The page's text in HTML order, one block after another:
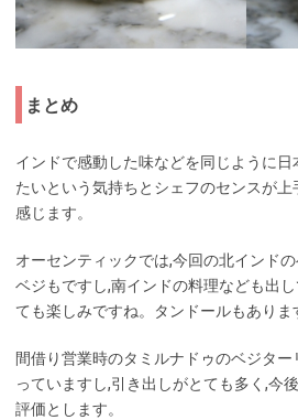
まとめ
インドで感動した味などを同じように日
たいという気持ちとシェフのセンスが
感じます。
オーセンティックでは,今回の北インド
ベジもですし,南インドの料理なども出
ても楽しみですね。タンドールもありま
間借り営業時のタミルナドゥのベジタ
っていますし,引き出しがとても多く,今
評価とします。